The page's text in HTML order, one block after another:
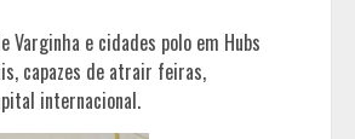
Varginha e cidades polo em Hubs
capazes de atrair feiras,
internacional.